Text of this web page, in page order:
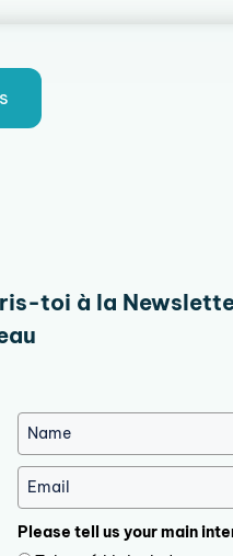
toi à la
Please tell us your main